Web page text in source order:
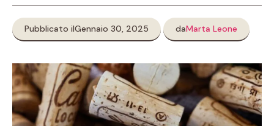
Pubblicato ilGennaio 30, 2025 daMarta Leone